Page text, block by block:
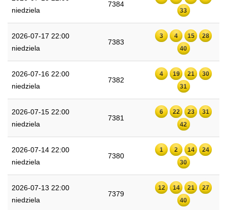
niedziela
7384
33
2026-07-17 22:00
niedziela
7383
3 4 15
28
40
2026-07-16 22:00
niedziela
7382
4 19 21
30
31
2026-07-15 22:00
niedziela
7381
6 22 23
31
42
2026-07-14 22:00
niedziela
7380
1 2 14
24
30
2026-07-13 22:00
niedziela
7379
12 14 21
27
40